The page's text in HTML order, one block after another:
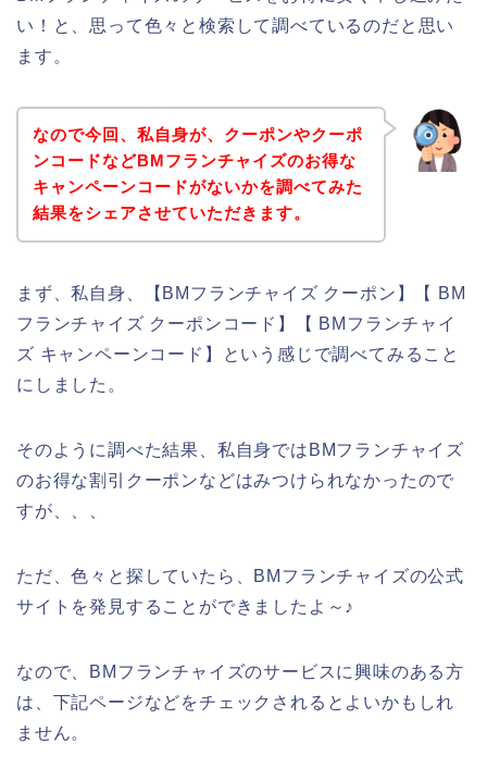
い！と、思って色々と検索して調べているのだと思い
ます。
なので今回、私自身が、クーポンやクーポ
ンコードなどBMフランチャイズのお得な
キャンペーンコードがないかを調べてみた
結果をシェアさせていただきます。
まず、私自身、【BMフランチャイズ クーポン】【 BM
フランチャイズ クーポンコード】【 BMフランチャイ
ズ キャンペーンコード】という感じで調べてみること
にしました。
そのように調べた結果、私自身ではBMフランチャイズ
のお得な割引クーポンなどはみつけられなかったので
すが、、、
ただ、色々と探していたら、BMフランチャイズの公式
サイトを発見することができましたよ～♪
なので、BMフランチャイズのサービスに興味のある方
は、下記ページなどをチェックされるとよいかもしれ
ません。